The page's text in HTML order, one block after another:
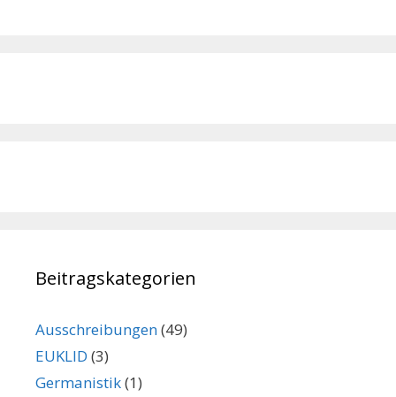
Beitragskategorien
Ausschreibungen(49)
EUKLID (3)
Germanistik(1)